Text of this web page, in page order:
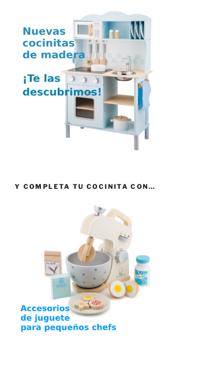
Y COMPLETA TU COCINITA CON…